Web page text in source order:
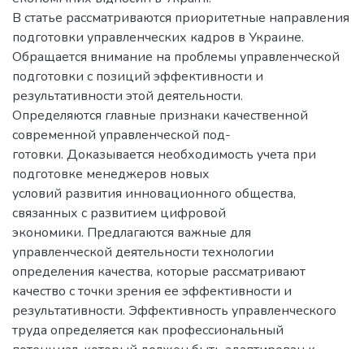
В статье рассматриваются приоритетные направления
подготовки управленческих кадров в Украине.
Обращается внимание на проблемы управленческой
подготовки с позиций эффективности и
результативности этой деятельности.
Определяются главные признаки качественной
современной управленческой под-
готовки. Доказывается необходимость учета при
подготовке менеджеров новых
условий развития инновационного общества,
связанных с развитием цифровой
экономики. Предлагаются важные для
управленческой деятельности технологии
определения качества, которые рассматривают
качество с точки зрения ее эффективности и
результативности. Эффективность управленческого
труда определяется как профессиональный